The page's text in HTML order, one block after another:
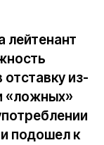
лейтенант
отставку из-
«ложных»
подошел к